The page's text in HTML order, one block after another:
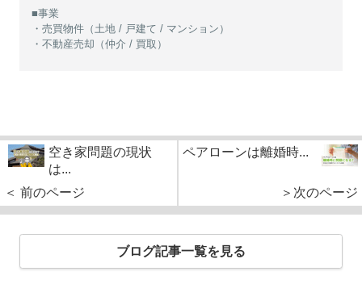
■事業
・売買物件（土地 / 戸建て / マンション）
・不動産売却（仲介 / 買取）
空き家問題の現状
は...
＜ 前のページ
ペアローンは離婚時...
＞次のページ
ブログ記事一覧を見る